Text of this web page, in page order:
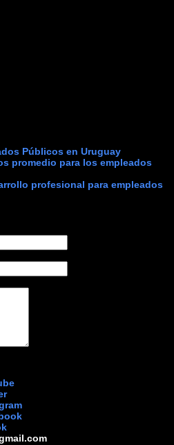
Públicos en Uruguay
promedio para los empleados
profesional para empleados